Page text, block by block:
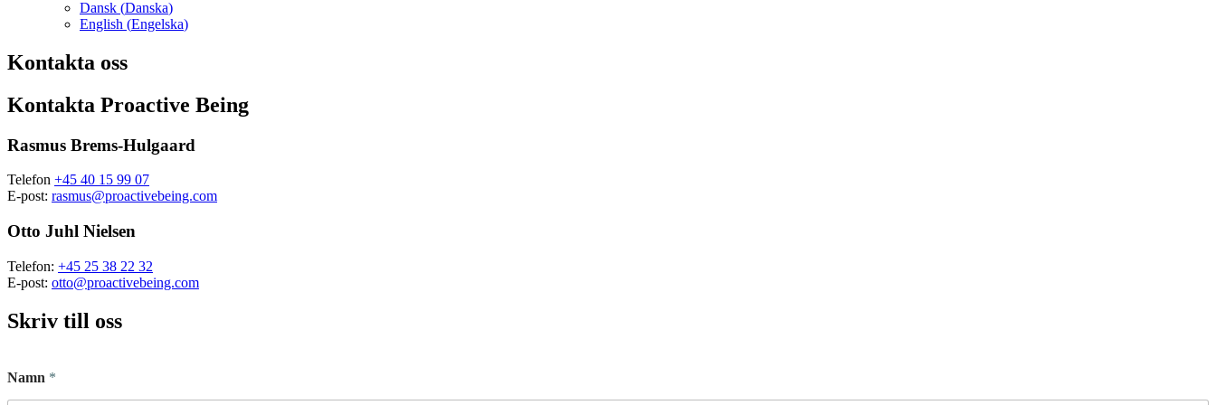
Dansk (Danska)
English (Engelska)
Kontakta oss
Kontakta Proactive Being
Rasmus Brems-Hulgaard
Telefon +45 40 15 99 07
E-post: rasmus@proactivebeing.com
Otto Juhl Nielsen
Telefon: +45 25 38 22 32
E-post: otto@proactivebeing.com
Skriv till oss
Namn *